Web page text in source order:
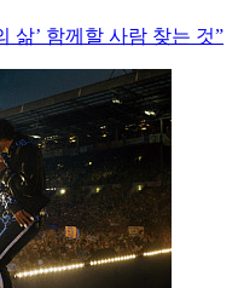
삶’ 함께할 사람 찾는 것”